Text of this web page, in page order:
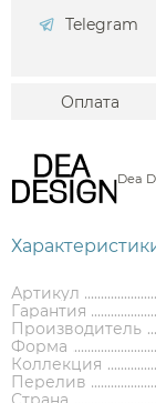
Telegram
Оплата
Dea
Артикул
Гарантия
Производитель
Форма
Коллекция
Перелив